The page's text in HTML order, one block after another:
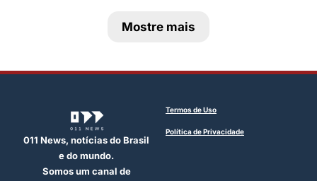
Mostre mais
011 News, notícias do Brasil
e do mundo.
Somos um canal de
Termos de Uso
Política de Privacidade